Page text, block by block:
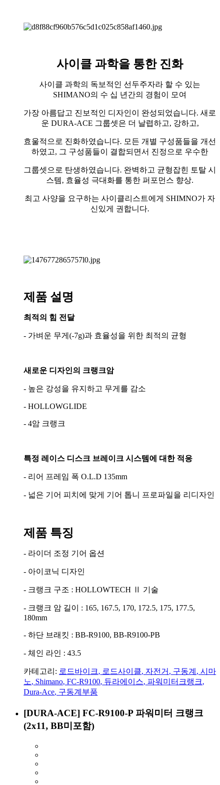
사이클 과학을 통한 진화
사이클 과학의 독보적인 선두주자라 할 수 있는
SHIMANO의 수 십 년간의 경험이 모여
가장 아름답고 진보적인 디자인이 완성되었습니다. 새로
운 DURA-ACE 그룹셋은 더 날렵하고, 강하고,
효울적으로 진화하였습니다. 모든 개별 구성품들을 개선
하였고, 그 구성품들이 결합되면서 진정으로 우수한
그룹셋으로 탄생하였습니다. 완벽하고 균형잡힌 토탈 시
스템, 효율성 극대화를 통한 퍼포먼스 향상.
최고 사양을 요구하는 사이클리스트에게 SHIMNO가 자
신있게 권합니다.
제품 설명
최적의 힘 전달
- 가벼운 무게(-7g)과 효율성을 위한 최적의 균형
새로운 디자인의 크랭크암
- 높은 강성을 유지하고 무게를 감소
- HOLLOWGLIDE
- 4암 크랭크
특정 레이스 디스크 브레이크 시스템에 대한 적응
- 리어 프레임 폭 O.L.D 135mm
- 넓은 기어 피치에 맞게 기어 톱니 프로파일을 리디자인
제품 특징
- 라이더 조정 기어 옵션
- 아이코닉 디자인
- 크랭크 구조 : HOLLOWTECH Ⅱ 기술
- 크랭크 암 길이 : 165, 167.5, 170, 172.5, 175, 177.5,
180mm
- 하단 브래킷 : BB-R9100, BB-R9100-PB
- 체인 라인 : 43.5
카테고리: 로드바이크, 로드사이클, 자전거 , 구동계 , 시마
노, Shimano, FC-R9100, 듀라에이스, 파워미터크랭크,
Dura-Ace, 구동계부품
[DURA-ACE] FC-R9100-P 파워미터 크랭크
(2x11, BB미포함)